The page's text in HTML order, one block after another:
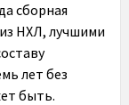
сборная
НХЛ, лучшими
лет без
быть.